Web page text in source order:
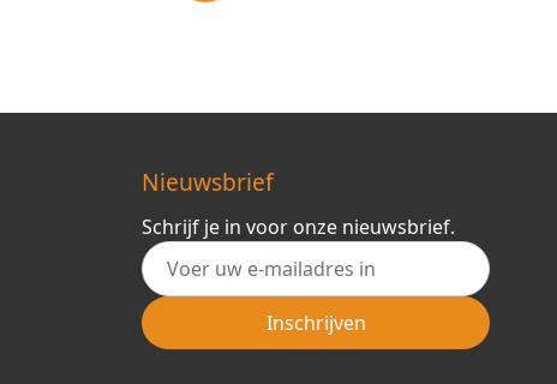
Nieuwsbrief
Schrijf je in voor onze nieuwsbrief.
E-mail adres
Inschrijven